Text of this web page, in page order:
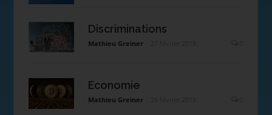
Discriminations
Mathieu Greiner
Economie
Mathieu Greiner